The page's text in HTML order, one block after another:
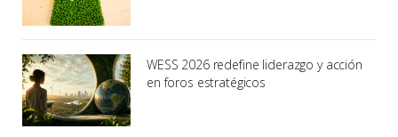
WESS 2026 redefine liderazgo y acción
en foros estratégicos